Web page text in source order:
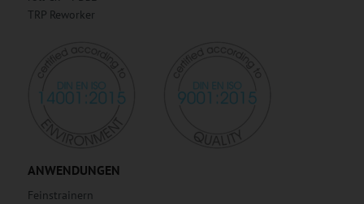
TRP Reworker
ANWENDUNGEN
Feinstrainern